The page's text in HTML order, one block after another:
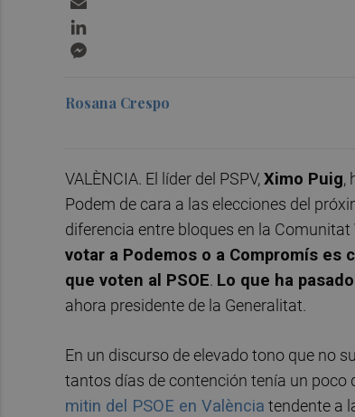
Rosana Crespo
VALÈNCIA. El líder del PSPV,Ximo Puig,
Podem de cara a las elecciones del
diferencia entre bloques en la
votar a Podemos o a Compromís es
que voten al PSOE. Lo que ha
ahora presidente de la Generalitat.
En un discurso de elevado tono que no
tantos días de contención tenía un poco
mitin del PSOE en València tendente a